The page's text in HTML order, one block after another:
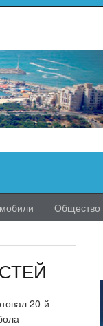
Общество
20-й